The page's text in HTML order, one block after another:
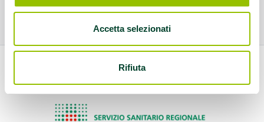
Accetta selezionati
Rifiuta